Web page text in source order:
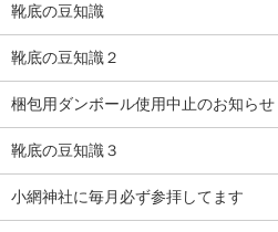
靴底の豆知識
靴底の豆知識２
梱包用ダンボール使用中止のお知らせ
靴底の豆知識３
小網神社に毎月必ず参拝してます